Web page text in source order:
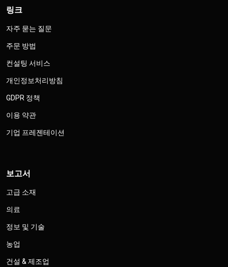
링크
자주 묻는 질문
주문 방법
컨설팅 서비스
개인정보처리방침
GDPR 정책
이용 약관
기업 프레젠테이션
보고서
고급 소재
의료
정보 및 기술
농업
건설 & 제조업